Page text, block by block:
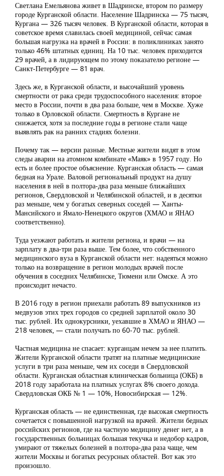
Светлана Емельянова живет в Шадринске, втором по размеру
городе Курганской области. Население Шадринска — 75 тысяч,
Кургана — 326 тысяч человек. В Курганской области, которая в
советское время славилась своей медициной, сейчас самая
большая нагрузка на врачей в России: в поликлиниках занято
только 46% штатных единиц. На 10 тыс. человек приходится
29 врачей, а в лидирующем по этому показателю регионе —
Санкт-Петербурге — 81 врач.
Здесь же, в Курганской области, и высочайший уровень
смертности от рака среди трудоспособного населения: второе
место в России, почти в два раза больше, чем в Москве. Хуже
только в Орловской области. Смертность в Кургане не
снижается, хотя за последние годы в регионе стали чаще
выявлять рак на ранних стадиях болезни.
Почему так — версии разные. Местные жители видят в этом
следы аварии на атомном комбинате «Маяк» в 1957 году. Но
есть и более простое объяснение. Курганская область — самая
бедная на Урале. Валовой региональный продукт на душу
населения в ней в полтора-два раза меньше ближайших
регионов, Свердловской и Челябинской областей, и в десятки
раз меньше, чем у богатых северных соседей — Ханты-
Мансийского и Ямало-Ненецкого округов (ХМАО и ЯНАО
соответственно).
Туда уезжают работать и жители региона, и врачи — на
зарплату в два-три раза выше. Тем более, что собственного
медицинского вуза в Курганской области нет: надеяться можно
только на возвращение в регион молодых врачей после
обучения в соседних Челябинске, Тюмени или Омске. А это
происходит нечасто.
В 2016 году в регион приехали работать 89 выпускников из
медвузов этих трех городов со средней зарплатой около 30
тыс. рублей. Их однокурсники, уехавшие в ХМАО и ЯНАО —
218 человек, — стали получать по 60-70 тыс. рублей.
Частная медицина не спасает: курганцам нечем за нее платить.
Жители Курганской области тратят на платные медицинские
услуги в три раза меньше, чем их соседи в Свердловской
области. Курганская областная клиническая больница (ОКБ) в
2018 году заработала на платных услугах 8% своего дохода.
Свердловская ОКБ № 1 — 10%, Новосибирская — 12%.
Курганская область — не единственная, где высокая смертность
сочетается с повышенной нагрузкой на врачей. Жители бедных
российских регионов, где на частную медицину денег нет, а в
государственных больницах большая текучка и недобор кадров,
умирают от тяжелых болезней в полтора-два раза чаще, чем
жители Москвы и богатых ресурсных областей. Вот как это
произошло.